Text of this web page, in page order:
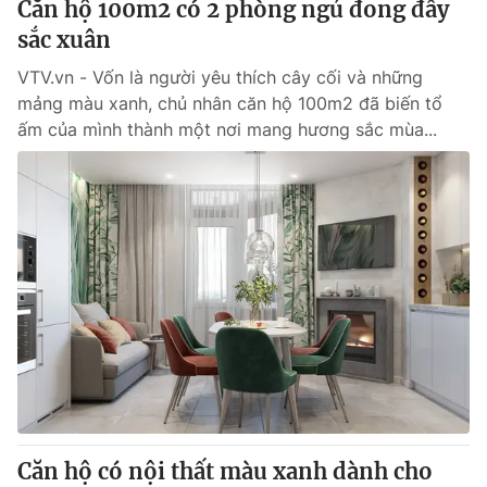
thuận bằng văn bản. Ghi rõ nguồn VTV.vn khi phát hành lại
thông tin từ website này.
Căn hộ 100m2 có 2 phòng ngủ đong đầy
sắc xuân
VTV.vn - Vốn là người yêu thích cây cối và những
mảng màu xanh, chủ nhân căn hộ 100m2 đã biến tổ
ấm của mình thành một nơi mang hương sắc mùa...
Căn hộ có nội thất màu xanh dành cho